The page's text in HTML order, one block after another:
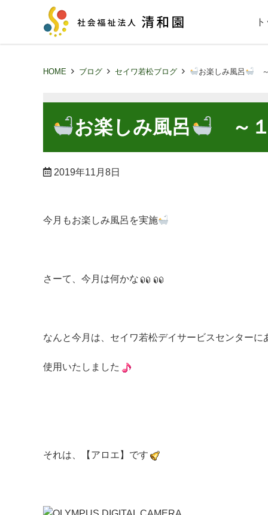
HOME ブログ セイワ若松ブログ お楽しみ風呂
お楽しみ風呂 ～
2019年11月8日
今月もお楽しみ風呂を実施
さーて、今月は何かな
なんと今月は、セイワ若松デイサービスセンターに
使用いたしました
それは、【アロエ】です